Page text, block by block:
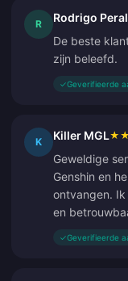
R Rodrigo
De beste
zijn beleefd.
✓Geverifieerde
K Killer MGL★ ★
Geweldige
Genshin en
ontvangen.
en
✓Geverifieerde